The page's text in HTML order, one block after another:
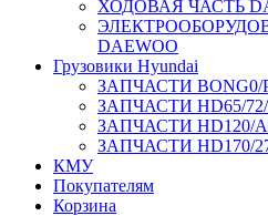
ХОДОВАЯ ЧАСТЬ
DAEWOO
Грузовики Hyundai
ЗАПЧАСТИ BONG0/
ЗАПЧАСТИ HD65/
ЗАПЧАСТИ HD120/
ЗАПЧАСТИ HD170/
КМУ
Покупателям
Корзина